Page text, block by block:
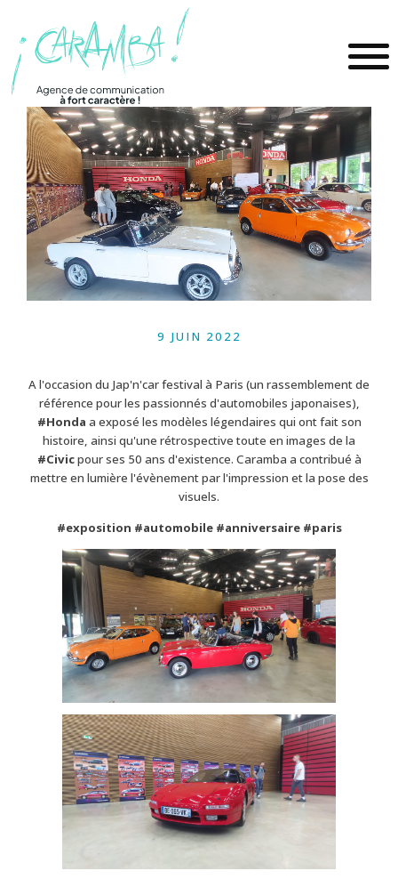
9 JUIN 2022
A l'occasion du Jap'n'car festival à Paris (un rassemblement de
référence pour les passionnés d'automobiles japonaises),
#Honda a exposé les modèles légendaires qui ont fait son
histoire, ainsi qu'une rétrospective toute en images de la
#Civicpour ses 50 ans d'existence. Caramba a contribué à
mettre en lumière l'évènement par l'impression et la pose des
visuels.
#exposition #automobile #anniversaire #paris